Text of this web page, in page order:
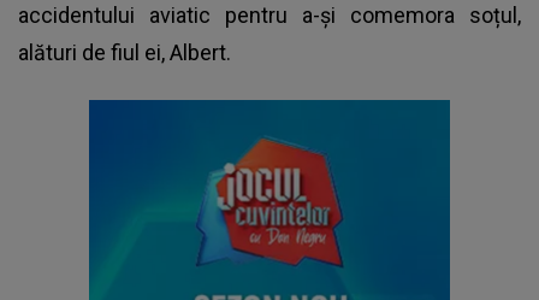
accidentului aviatic pentru a-și comemora soțul,
alături de fiul ei, Albert.